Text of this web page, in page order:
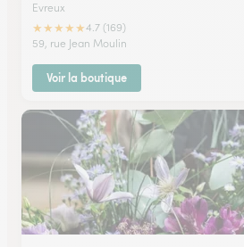
Evreux
★★★★★4.7 (169)
59, rue Jean Moulin
Voir la boutique